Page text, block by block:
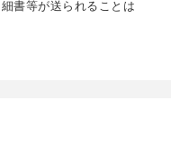
書等が送られることは